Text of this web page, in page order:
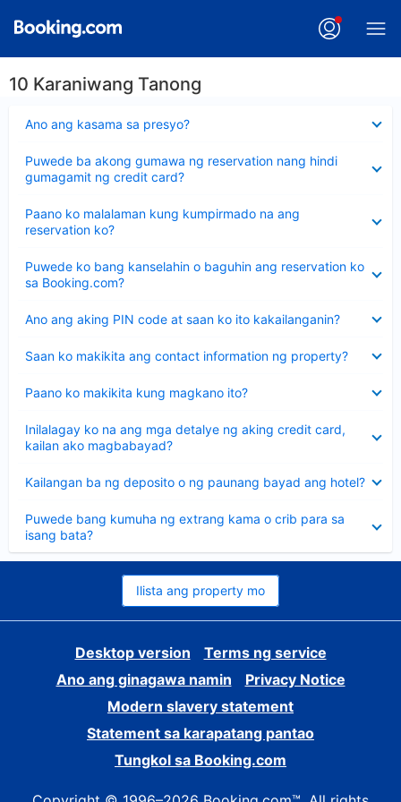
10 Karaniwang Tanong
Ano ang kasama sa presyo?
ang
Puwede ba akong gumawa ng reservation nang hindi
gumagamit ng credit card?
ang
sagot
Paano ko malalaman kung kumpirmado na ang
reservation ko?
ang
sagot
Puwede ko bang kanselahin o baguhin ang reservation ko
sa Booking.com?
ang
sagot
Ano ang aking PIN code at saan ko ito kakailanganin?
ang
Saan ko makikita ang contact information ng property?
ang
Paano ko makikita kung magkano ito?
ang
Inilalagay ko na ang mga detalye ng aking credit card,
kailan ako magbabayad?
ang
sagot
Kailangan ba ng deposito o ng paunang bayad ang hotel?
ang
Puwede bang kumuha ng extrang kama o crib para sa
isang bata?
ang
sagot
Ilista ang property mo
Desktop version
Terms ng service
Ano ang ginagawa namin
Privacy Notice
Modern slavery statement
Statement sa karapatang pantao
Tungkol sa Booking.com